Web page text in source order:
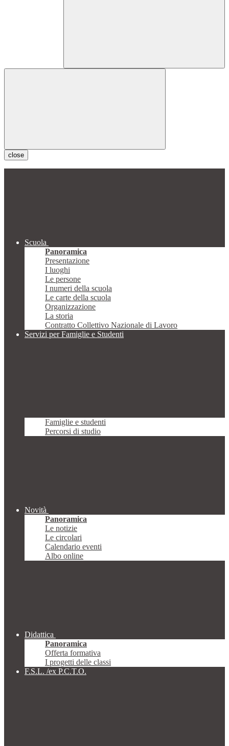
close
Scuola
Panoramica
Presentazione
I luoghi
Le persone
I numeri della scuola
Le carte della scuola
Organizzazione
La storia
Contratto Collettivo Nazionale di Lavoro
Servizi per Famiglie e Studenti
Famiglie e studenti
Percorsi di studio
Novità
Panoramica
Le notizie
Le circolari
Calendario eventi
Albo online
Didattica
Panoramica
Offerta formativa
I progetti delle classi
F.S.L. /ex P.C.T.O.